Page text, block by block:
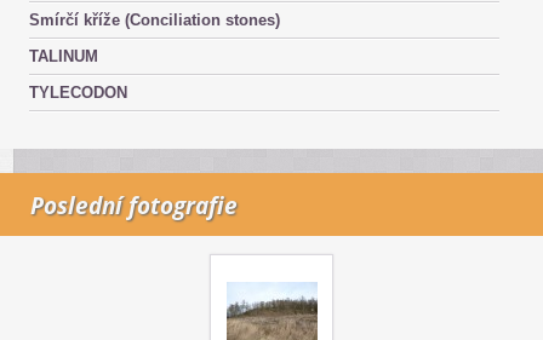
Smírčí kříže (Conciliation stones)
TALINUM
TYLECODON
Poslední fotografie